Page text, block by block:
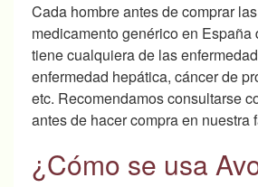
Cada hombre antes de comprar
medicamento genérico en España
tiene cualquiera de las
enfermedad hepática, cáncer de
etc. Recomendamos consultarse
antes de hacer compra en nuestra
¿Cómo se usa